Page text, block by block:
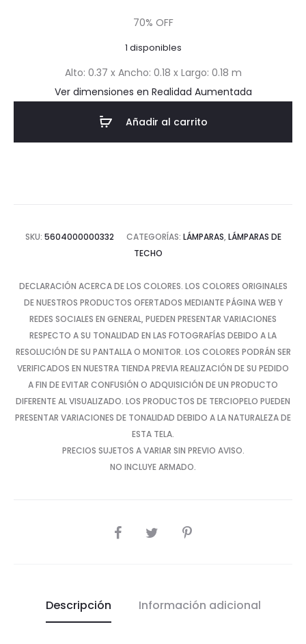
original
era:
$63.13.
actual
es:
$18.94.
70% OFF
1 disponibles
Alto: 0.37 x Ancho: 0.18 x Largo: 0.18 m
Ver dimensiones en Realidad Aumentada
Añadir al carrito
SKU: 5604000000332 CATEGORÍAS: LÁMPARAS, LÁMPARAS DE
TECHO
DECLARACIÓN ACERCA DE LOS COLORES. LOS COLORES ORIGINALES
DE NUESTROS PRODUCTOS OFERTADOS MEDIANTE PÁGINA WEB Y
REDES SOCIALES EN GENERAL, PUEDEN PRESENTAR VARIACIONES
RESPECTO A SU TONALIDAD EN LAS FOTOGRAFÍAS DEBIDO A LA
RESOLUCIÓN DE SU PANTALLA O MONITOR. LOS COLORES PODRÁN SER
VERIFICADOS EN NUESTRA TIENDA PREVIA REALIZACIÓN DE SU PEDIDO
A FIN DE EVITAR CONFUSIÓN O ADQUISICIÓN DE UN PRODUCTO
DIFERENTE AL VISUALIZADO. LOS PRODUCTOS DE TERCIOPELO PUEDEN
PRESENTAR VARIACIONES DE TONALIDAD DEBIDO A LA NATURALEZA DE
ESTA TELA.
PRECIOS SUJETOS A VARIAR SIN PREVIO AVISO.
NO INCLUYE ARMADO.
SHARE
Descripción Información adicional